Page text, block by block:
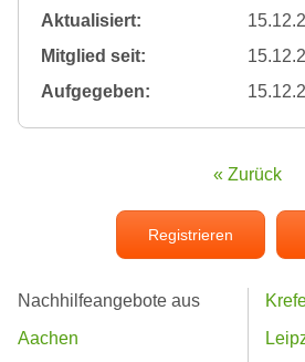
Aktualisiert:
Mitglied seit:
Aufgegeben:
« Zurück
Registrieren
Nachhilfeangebote aus
Aachen